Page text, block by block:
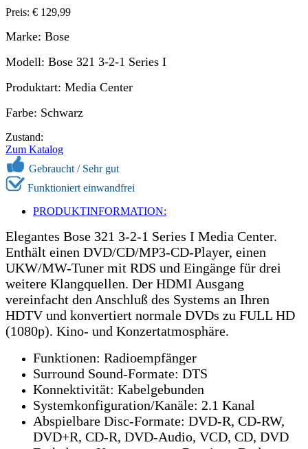
Preis: € 129,99
Marke: Bose
Modell: Bose 321 3-2-1 Series I
Produktart: Media Center
Farbe: Schwarz
Zustand:
Zum Katalog
Gebraucht / Sehr gut
Funktioniert einwandfrei
PRODUKTINFORMATION:
Elegantes Bose 321 3-2-1 Series I Media Center.
Enthält einen DVD/CD/MP3-CD-Player, einen
UKW/MW-Tuner mit RDS und Eingänge für drei
weitere Klangquellen. Der HDMI Ausgang
vereinfacht den Anschluß des Systems an Ihren
HDTV und konvertiert normale DVDs zu FULL HD
(1080p). Kino- und Konzertatmosphäre.
Funktionen: Radioempfänger
Surround Sound-Formate: DTS
Konnektivität: Kabelgebunden
Systemkonfiguration/Kanäle: 2.1 Kanal
Abspielbare Disc-Formate: DVD-R, CD-RW,
DVD+R, CD-R, DVD-Audio, VCD, CD, DVD